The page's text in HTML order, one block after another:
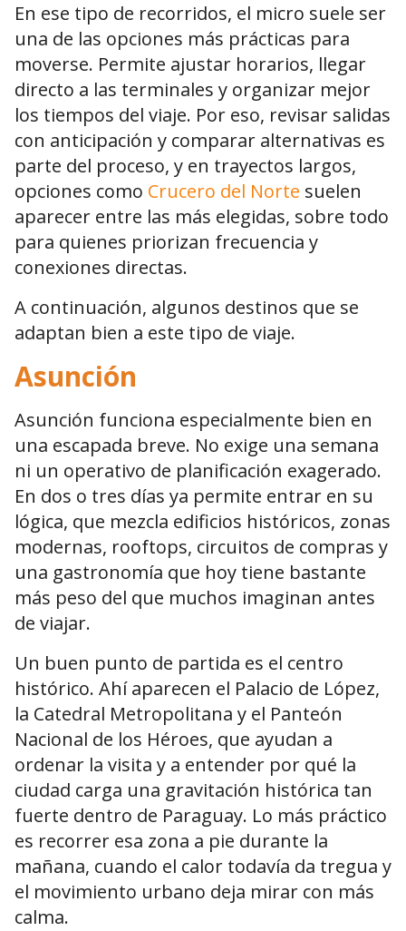
En ese tipo de recorridos, el micro suele ser
una de las opciones más prácticas para
moverse. Permite ajustar horarios, llegar
directo a las terminales y organizar mejor
los tiempos del viaje. Por eso, revisar salidas
con anticipación y comparar alternativas es
parte del proceso, y en trayectos largos,
opciones como Crucero del Norte suelen
aparecer entre las más elegidas, sobre todo
para quienes priorizan frecuencia y
conexiones directas.
A continuación, algunos destinos que se
adaptan bien a este tipo de viaje.
Asunción
Asunción funciona especialmente bien en
una escapada breve. No exige una semana
ni un operativo de planificación exagerado.
En dos o tres días ya permite entrar en su
lógica, que mezcla edificios históricos, zonas
modernas, rooftops, circuitos de compras y
una gastronomía que hoy tiene bastante
más peso del que muchos imaginan antes
de viajar.
Un buen punto de partida es el centro
histórico. Ahí aparecen el Palacio de López,
la Catedral Metropolitana y el Panteón
Nacional de los Héroes, que ayudan a
ordenar la visita y a entender por qué la
ciudad carga una gravitación histórica tan
fuerte dentro de Paraguay. Lo más práctico
es recorrer esa zona a pie durante la
mañana, cuando el calor todavía da tregua y
el movimiento urbano deja mirar con más
calma.